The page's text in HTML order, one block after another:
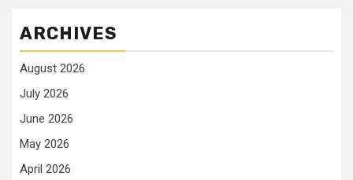
ARCHIVES
August 2026
July 2026
June 2026
May 2026
April 2026